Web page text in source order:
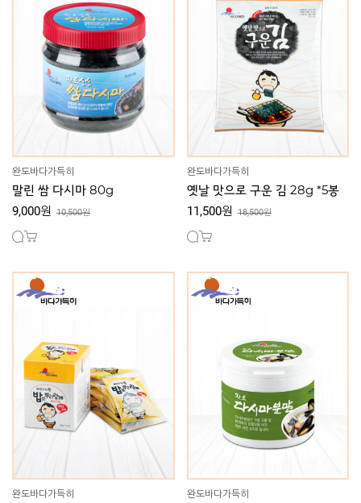
완도바다가득히
말린 쌈 다시마 80g
9,000원 10,500원
완도바다가득히
옛날 맛으로 구운 김 28g *5봉
11,500원 18,500원
완도바다가득히 완도바다가득히